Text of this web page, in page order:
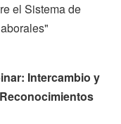
el Sistema de
Intercambio y